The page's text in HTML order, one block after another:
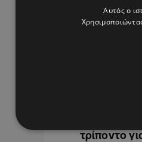
τρίποντο
Αυτός ο